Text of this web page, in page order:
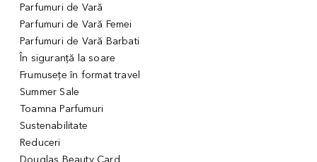
Parfumuri de Vară
Parfumuri de Vară Femei
Parfumuri de Vară Barbati
În siguranță la soare
Frumusețe în format travel
Summer Sale
Toamna Parfumuri
Sustenabilitate
Reduceri
Douglas Beauty Card